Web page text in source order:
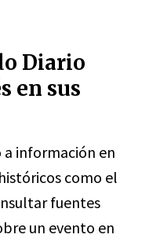
Diario
en sus
información en
como el
fuentes
un evento en